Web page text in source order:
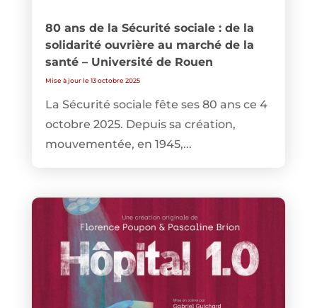
80 ans de la Sécurité sociale : de la
solidarité ouvrière au marché de la
santé – Université de Rouen
Mise à jour le 13 octobre 2025
La Sécurité sociale fête ses 80 ans ce 4
octobre 2025. Depuis sa création,
mouvementée, en 1945,...